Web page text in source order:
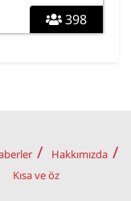
398
Hakkımızda
Kısa ve öz